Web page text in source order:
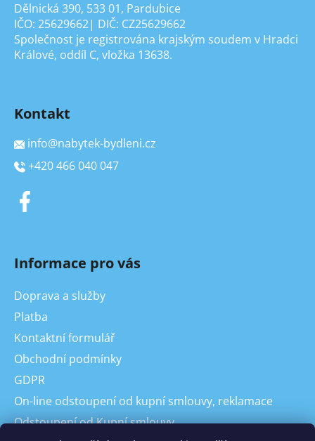
Dělnická 390, 533 01, Pardubice
IČO: 25629662| DIČ: CZ25629662
Společnost je registrována krajským soudem v Hradci
Králové, oddíl C, vložka 13638.
Kontakt
info@nabytek-bydleni.cz
+420 466 040 047
Informace pro vás
Doprava a služby
Platba
Kontaktní formulář
Obchodní podmínky
GDPR
On-line odstoupení od kupní smlouvy, reklamace
Odstoupení od Kupní smlouvy